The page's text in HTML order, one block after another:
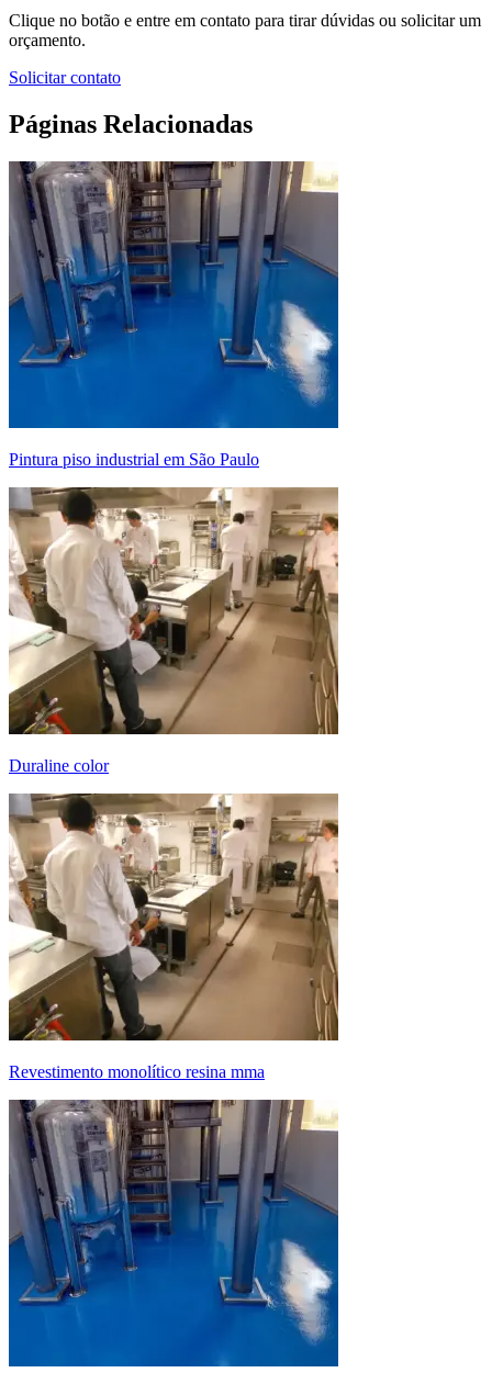
Clique no botão e entre em contato para tirar dúvidas ou solicitar um
orçamento.
Solicitar contato
Páginas Relacionadas
pintura piso industrial em São Paulo
duraline color
revestimento monolítico resina mma